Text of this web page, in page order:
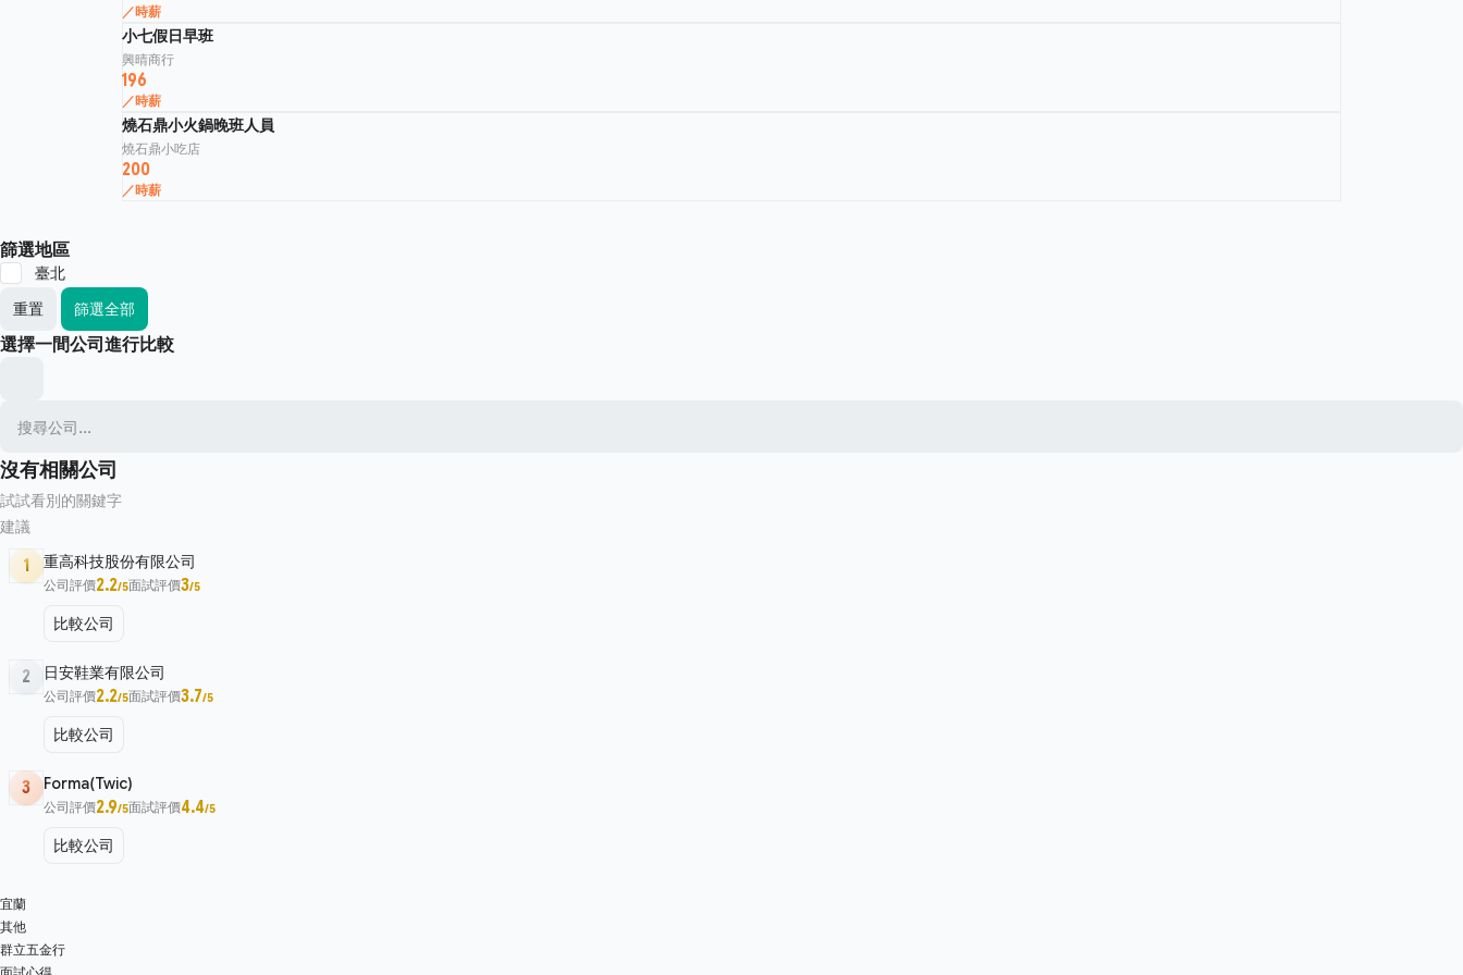
／時薪
小七假日早班
興晴商行
196
／時薪
燒石鼎小火鍋晚班人員
燒石鼎小吃店
200
／時薪
篩選地區
臺北
重置
篩選全部
選擇一間公司進行比較
沒有相關公司
試試看別的關鍵字
建議
1 重高科技股份有限公司
公司評價2.2/5面試評價3/5
比較公司
2 日安鞋業有限公司
公司評價2.2/5面試評價3.7/5
比較公司
3 Forma(Twic)
公司評價2.9/5面試評價4.4/5
比較公司
宜蘭
其他
群立五金行